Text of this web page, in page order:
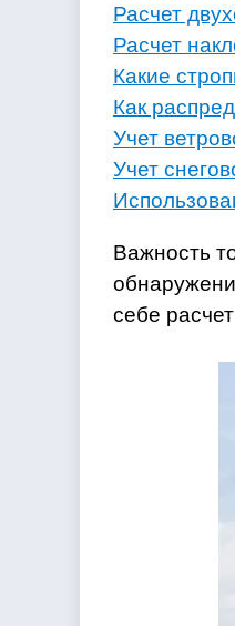
Расчет
Расчет
Какие
Как
Учет
Учет
Важность
себе